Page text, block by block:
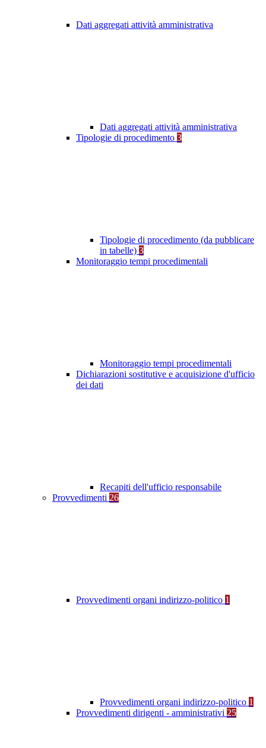
Dati aggregati attività amministrativa
Dati aggregati attività amministrativa
Tipologie di procedimento 3
Tipologie di procedimento (da pubblicare
in tabelle) 3
Monitoraggio tempi procedimentali
Monitoraggio tempi procedimentali
Dichiarazioni sostitutive e acquisizione d'ufficio
dei dati
Recapiti dell'ufficio responsabile
Provvedimenti 26
Provvedimenti organi indirizzo-politico 1
Provvedimenti organi indirizzo-politico 1
Provvedimenti dirigenti - amministrativi 25